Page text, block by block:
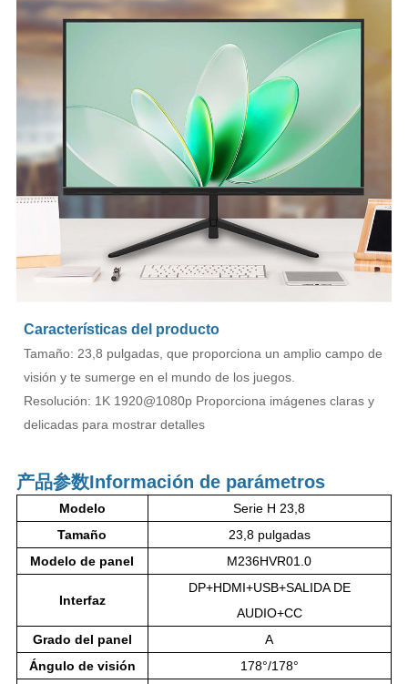
Características del producto
Tamaño: 23,8 pulgadas, que proporciona un amplio campo de
visión y te sumerge en el mundo de los juegos.
Resolución: 1K 1920@1080p Proporciona imágenes claras y
delicadas para mostrar detalles
产品参数Información de parámetros
Modelo
Serie H 23,8
Tamaño
23,8 pulgadas
Modelo de panel
M236HVR01.0
Interfaz
DP+HDMI+USB+SALIDA DE
AUDIO+CC
Grado del panel
A
Ángulo de visión
178°/178°